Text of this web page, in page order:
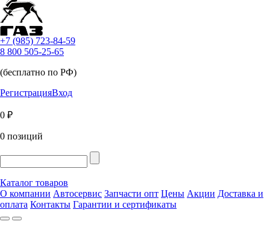
+7 (985) 723-84-59
8 800 505-25-65
(бесплатно по РФ)
РегистрацияВход
0 ₽
0 позиций
Каталог товаров
О компании Автосервис Запчасти опт Цены Акции Доставка и
оплата Контакты Гарантии и сертификаты